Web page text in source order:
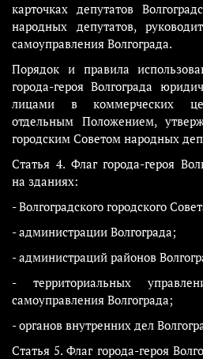
карточках депутатов
народных депутатов,
самоуправления Волгограда.
Порядок и правила
города-героя Волгограда
лицами в коммерческих
отдельным Положением,
городским Советом народных
Статья 4. Флаг города-героя
на зданиях:
- Волгоградского городского
- администрации Волгограда;
- администраций районов
- территориальных
самоуправления Волгограда;
- органов внутренних дел
Статья 5. Флаг города-героя